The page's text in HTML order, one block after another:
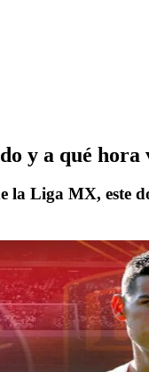
y a qué
la Liga MX, este